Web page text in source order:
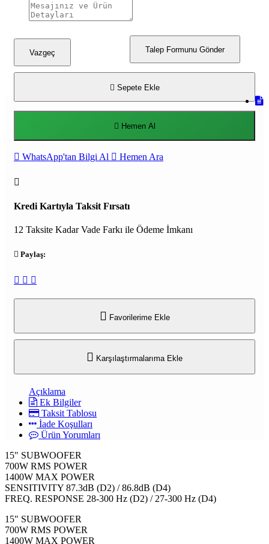
Talep Formunu Gönder
Vazgeç
Sepete Ekle
Hemen Al
WhatsApp'tan Bilgi Al Hemen Ara
Kredi Kartıyla Taksit Fırsatı
12 Taksite Kadar Vade Farkı ile Ödeme İmkanı
Paylaş:
Favorilerime Ekle
Karşılaştırmalarıma Ekle
Açıklama
Ek Bilgiler
Taksit Tablosu
İade Koşulları
Ürün Yorumları
15" SUBWOOFER
700W RMS POWER
1400W MAX POWER
SENSITIVITY 87.3dB (D2) / 86.8dB (D4)
FREQ. RESPONSE 28-300 Hz (D2) / 27-300 Hz (D4)
15" SUBWOOFER
700W RMS POWER
1400W MAX POWER